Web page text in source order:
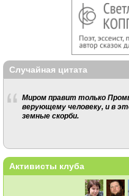
Случайная цитата
Миром правит только
верующему человеку, и в
земные скорби.
Активисты клуба